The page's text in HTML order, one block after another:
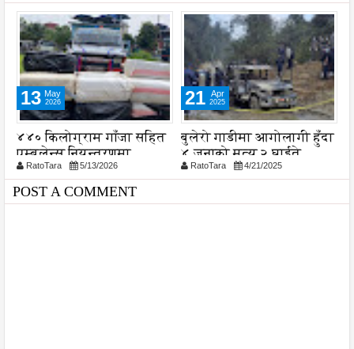
13 May
2026
४४० किलोग्राम गाँजा सहित
एम्बुलेन्स नियन्त्रणमा
RatoTara 5/13/2026
21 Apr
2025
बुलेरो गाडीमा आगोलागी हुँदा
४ जनाको मृत्यु २ घाईते
RatoTara 4/21/2025
POST A COMMENT